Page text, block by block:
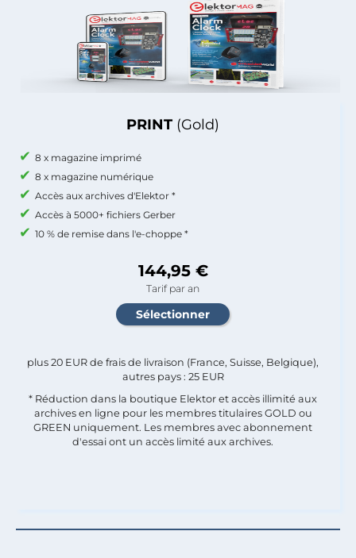
PRINT (Gold)
8 x magazine imprimé
8 x magazine numérique
Accès aux archives d'Elektor *
Accès à 5000+ fichiers Gerber
10 % de remise dans l'e-choppe *
144,95 €
Tarif par an
plus 20 EUR de frais de livraison (France, Suisse, Belgique),
autres pays : 25 EUR
* Réduction dans la boutique Elektor et accès illimité aux
archives en ligne pour les membres titulaires GOLD ou
GREEN uniquement. Les membres avec abonnement
d'essai ont un accès limité aux archives.